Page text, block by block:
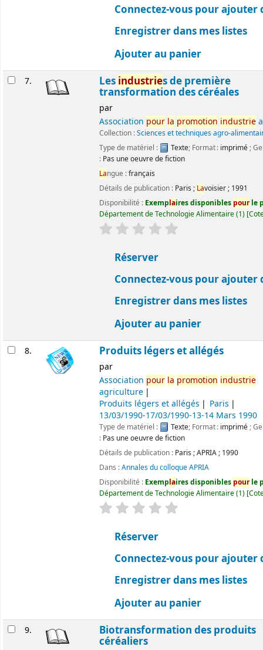
Connectez-vous pour ajouter
Enregistrer dans mes listes
Ajouter au panier
7. Les industries de première
transformation des céréales
par
Association pour la promotion industrie
Collection :Sciences et techniques agro-
Type de matériel :
Texte; Format : imprimé;
: Pas une oeuvre de fiction
Langue :français
Détails de publication : Paris ; Lavoisier; 1991
Disponibilité : Exemplaires disponibles pourle
Département de Technologie Alimentaire(1)
évaluation
Réserver
Connectez-vous pour ajouter
Enregistrer dans mes listes
Ajouter au panier
8. Produits légers et allégés
par
Association pour la promotion industrie
agriculture
Produits légers et allégés
Paris
13/03/1990-17/03/1990-13-14 Mars 1990
Type de matériel : Texte; Format : imprimé ;
: Pas une oeuvre de fiction
Détails de publication : Paris ;APRIA; 1990
Dans :Annales du colloque APRIA
Disponibilité : Exemplaires disponibles pourle
Département de Technologie Alimentaire(1)
évaluation
Réserver
Connectez-vous pour ajouter
Enregistrer dans mes listes
Ajouter au panier
9. Biotransformation des produits
céréaliers